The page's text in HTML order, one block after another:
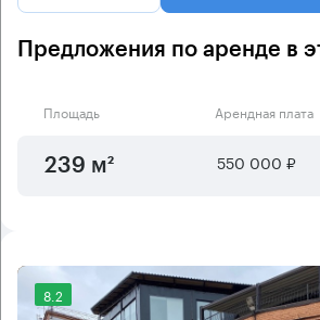
Предложения по аренде в
Площадь Арендная плата
239 м² 550 000 ₽
8.2